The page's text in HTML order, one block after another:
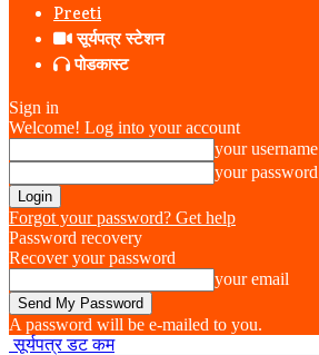
Preeti
सूर्यपत्र स्टेशन
पोडकास्ट
Sign in
Welcome! Log into your account
your username
your password
Forgot your password? Get help
Password recovery
Recover your password
your email
A password will be e-mailed to you.
सूर्यपत्र डट कम